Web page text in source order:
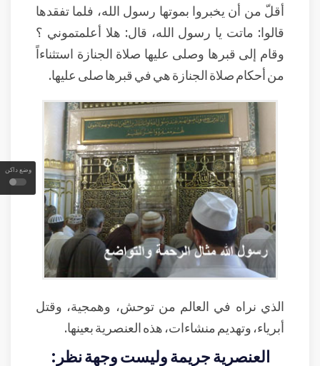
وضع داكن
أقلّ من أن يخبروا بموتها رسول الله، فلما تفقدها
قالوا: ماتت يا رسول الله، قال: هلا أعلمتموني ؟
وقام إلى قبرها وصلى عليها صلاة الجنازة استثناءاً
من أحكام صلاة الجنازة هي في قبرها صلى عليها.
الذي نراه في العالم من توحش، وهمجية، وقتل
أبرياء، وتهديم منشاءات، هذه العنصرية بعينها.
العنصرية جريمة وليست وجهة نظر: